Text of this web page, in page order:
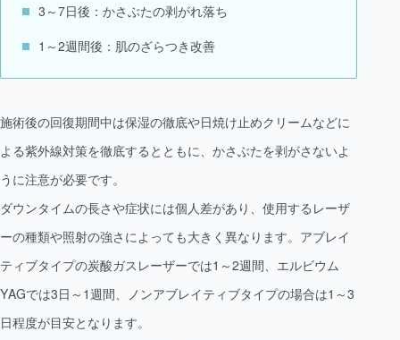
3～7日後：かさぶたの剥がれ落ち
1～2週間後：肌のざらつき改善
施術後の回復期間中は保湿の徹底や日焼け止めクリームなどに
よる紫外線対策を徹底するとともに、かさぶたを剥がさないよ
うに注意が必要です。
ダウンタイムの長さや症状には個人差があり、使用するレーザ
ーの種類や照射の強さによっても大きく異なります。アブレイ
ティブタイプの炭酸ガスレーザーでは1～2週間、エルビウム
YAGでは3日～1週間、ノンアブレイティブタイプの場合は1～3
日程度が目安となります。